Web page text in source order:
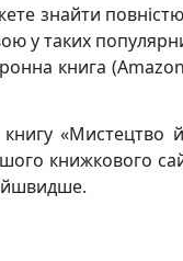
знайти
у таких
книга
«Мистецтво
книжкового